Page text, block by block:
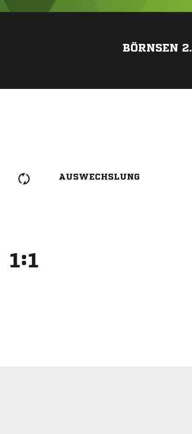
BÖRNSEN 2.
AUSWECHSLUNG
: